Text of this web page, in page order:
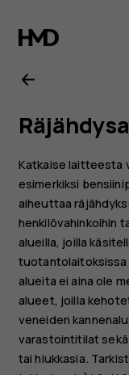
Nokia
5.3
Katkaise laitteesta
esimerkiksi
aiheuttaa
henkilövahinkoihin
alueilla, joilla
tuotantolaitoksissa
alueita ei aina ole
alueet, joilla
veneiden
varastointitilat sekä
tai hiukkasia.